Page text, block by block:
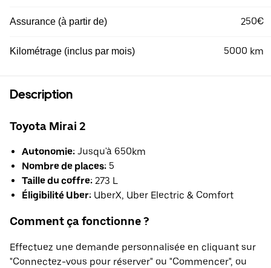
Assurance (à partir de) 250€
Kilométrage (inclus par mois) 5000 km
Description
Toyota Mirai 2
Autonomie: Jusqu'à 650km
Nombre de places: 5
Taille du coffre: 273 L
Éligibilité Uber: UberX, Uber Electric & Comfort
Comment ça fonctionne ?
Effectuez une demande personnalisée en cliquant sur
"Connectez-vous pour réserver" ou "Commencer", ou